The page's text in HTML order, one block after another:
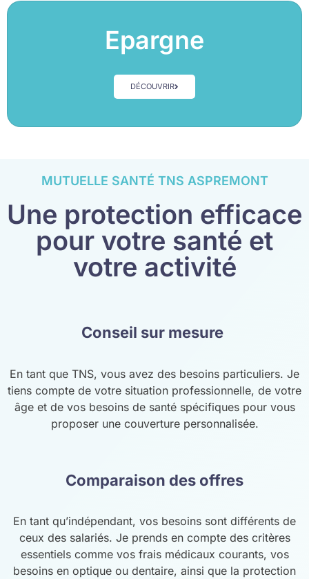
Epargne
DÉCOUVRIR
MUTUELLE SANTÉ TNS ASPREMONT
Une protection efficace
pour votre santé et
votre activité
Conseil sur mesure
En tant que TNS, vous avez des besoins particuliers. Je
tiens compte de votre situation professionnelle, de votre
âge et de vos besoins de santé spécifiques pour vous
proposer une couverture personnalisée.
Comparaison des offres
En tant qu’indépendant, vos besoins sont différents de
ceux des salariés. Je prends en compte des critères
essentiels comme vos frais médicaux courants, vos
besoins en optique ou dentaire, ainsi que la protection